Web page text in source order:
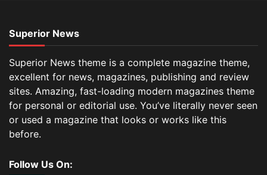
Superior News
Superior News theme is a complete magazine theme,
excellent for news, magazines, publishing and review
sites. Amazing, fast-loading modern magazines theme
for personal or editorial use. You’ve literally never seen
or used a magazine that looks or works like this
before.
Follow Us On: